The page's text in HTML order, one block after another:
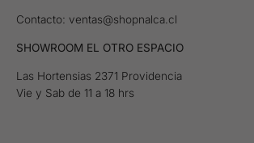
Contacto: ventas@shopnalca.cl
SHOWROOM EL OTRO ESPACIO
Las Hortensias 2371 Providencia
Vie y Sab de 11 a 18 hrs